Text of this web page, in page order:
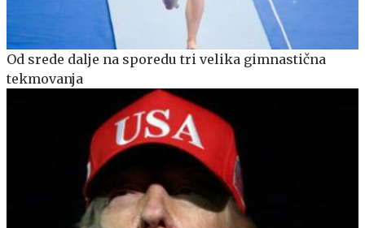
Od srede dalje na sporedu tri velika gimnastična
tekmovanja